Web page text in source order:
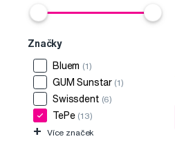
Značky
Bluem (1)
GUM Sunstar (1)
Swissdent (6)
TePe (13)
+ Více značek